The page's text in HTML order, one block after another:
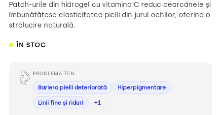
Patch-urile din hidrogel cu vitamina C reduc cearcănele și
îmbunătățesc elasticitatea pielii din jurul ochilor, oferind o
strălucire naturală.
ÎN STOC
PROBLEMA TEN
Bariera pielii deteriorată Hiperpigmentare
Linii fine și riduri +1